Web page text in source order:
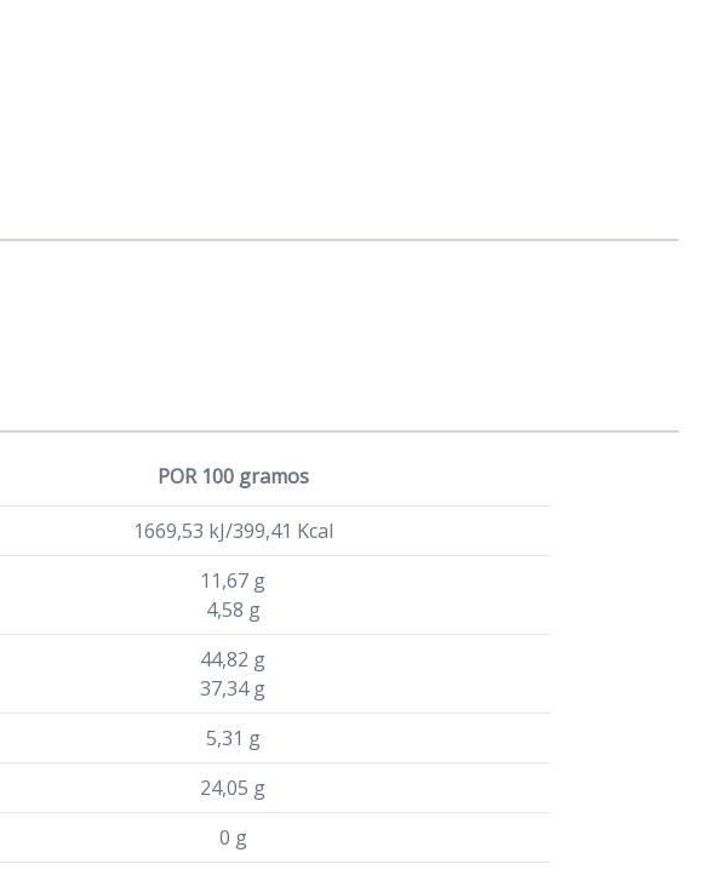
POR 100 gramos
1669,53 kJ/399,41 Kcal
11,67 g
4,58 g
44,82 g
37,34 g
5,31 g
24,05 g
0 g